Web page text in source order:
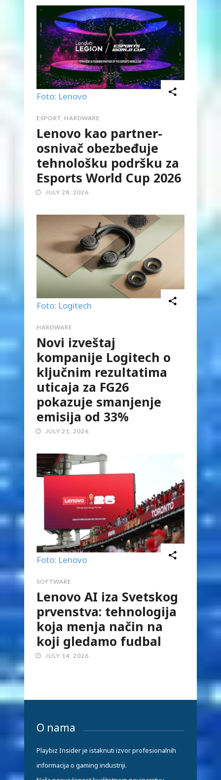
Foto: Lenovo
ESPORT, HARDWARE
Lenovo kao partner-
osnivač obezbeđuje
tehnološku podršku za
Esports World Cup 2026
JULY 28, 2026
Foto: Logitech
HARDWARE
Novi izveštaj
kompanije Logitech o
ključnim rezultatima
uticaja za FG26
pokazuje smanjenje
emisija od 33%
JULY 21, 2026
Foto: Lenovo
SOFTWARE
Lenovo AI iza Svetskog
prvenstva: tehnologija
koja menja način na
koji gledamo fudbal
JULY 14, 2026
O nama
Playbiz Insider je istaknuti izvor profesionalnih
informacija o gaming industriji.